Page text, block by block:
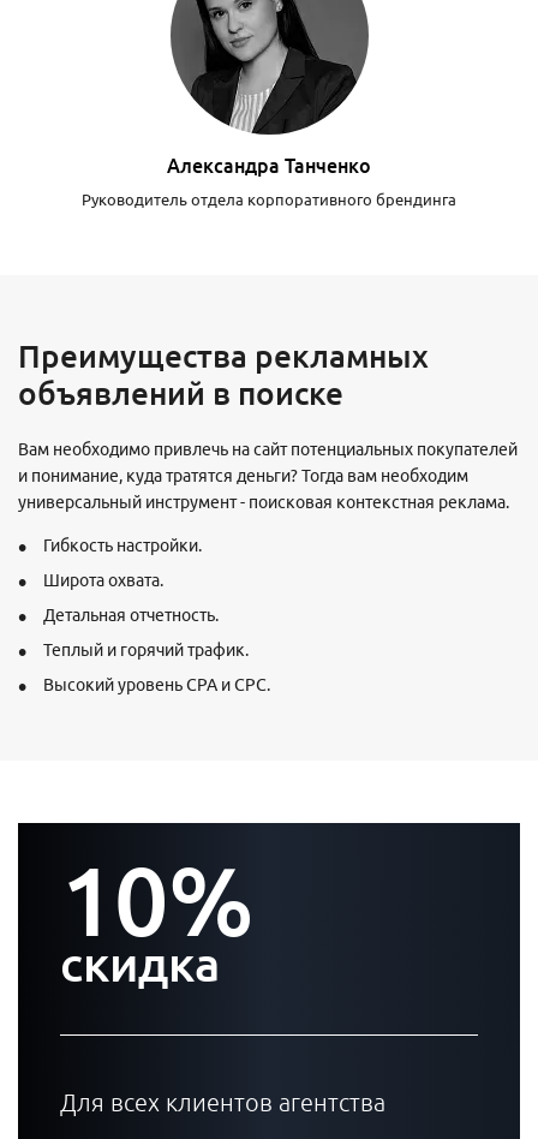
Александра Танченко
Руководитель отдела корпоративного брендинга
Преимущества рекламных
объявлений в поиске
Вам необходимо привлечь на сайт потенциальных покупателей
и понимание, куда тратятся деньги? Тогда вам необходим
универсальный инструмент - поисковая контекстная реклама.
Гибкость настройки.
Широта охвата.
Детальная отчетность.
Теплый и горячий трафик.
Высокий уровень CPA и CPC.
10%
скидка
Для всех клиентов агентства